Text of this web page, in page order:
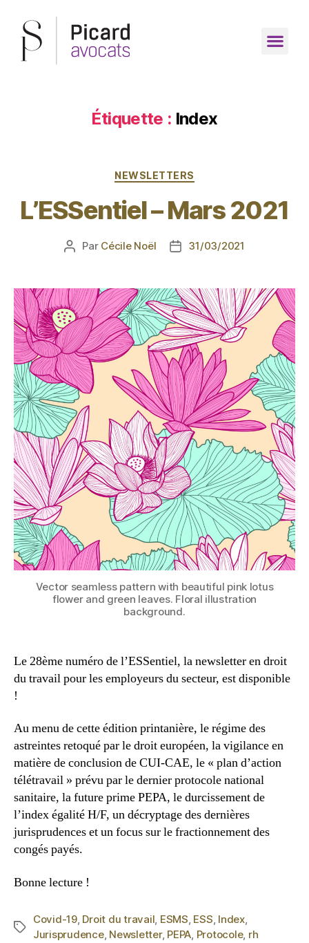
Étiquette : Index
NEWSLETTERS
L’ESSentiel – Mars 2021
Par Cécile Noël 31/03/2021
Vector seamless pattern with beautiful pink lotus
flower and green leaves. Floral illustration
background.
Le 28ème numéro de l’ESSentiel, la newsletter en droit
du travail pour les employeurs du secteur, est disponible
!
Au menu de cette édition printanière, le régime des
astreintes retoqué par le droit européen, la vigilance en
matière de conclusion de CUI-CAE, le « plan d’action
télétravail » prévu par le dernier protocole national
sanitaire, la future prime PEPA, le durcissement de
l’index égalité H/F, un décryptage des dernières
jurisprudences et un focus sur le fractionnement des
congés payés.
Bonne lecture !
Covid-19, Droit du travail ESMS ESS Index,
Jurisprudence, Newsletter, PEPA Protocole, rh